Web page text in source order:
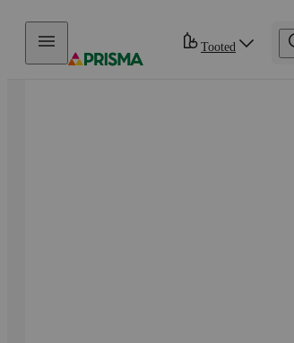
Otse sisu juurde
Tooted